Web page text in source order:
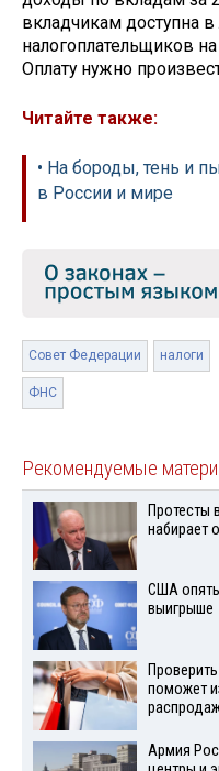
вкладчикам доступна
налогоплательщиков
Оплату нужно
Читайте также:
• На бороды, тень и
в России и мире
Совет Федерации налоги
ФНС
Рекомендуемые
Протесты
набирает
США опять
выигрыше
поможет
Армия